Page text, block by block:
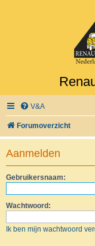
V&A
Forumoverzicht
Aanmelden
Gebruikersnaam:
Wachtwoord:
Ik ben mijn wachtwoord